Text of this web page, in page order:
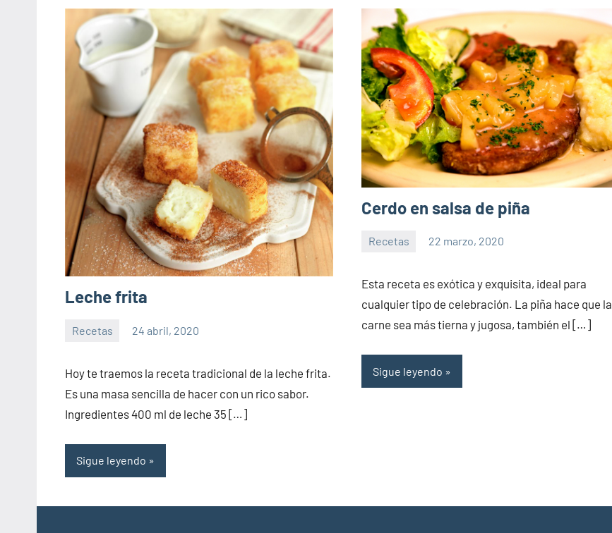
Leche frita
Recetas 24 abril, 2020
la
salud
comentarios
Hoy te traemos la receta tradicional de la leche frita.
Es una masa sencilla de hacer con un rico sabor.
Ingredientes 400 ml de leche 35 […]
Sigue leyendo
Cerdo en salsa de piña
Recetas 22 marzo, 2020
la
salud
comentarios
Esta receta es exótica y exquisita, ideal para
cualquier tipo de celebración. La piña hace que la
carne sea más tierna y jugosa, también el […]
Sigue leyendo